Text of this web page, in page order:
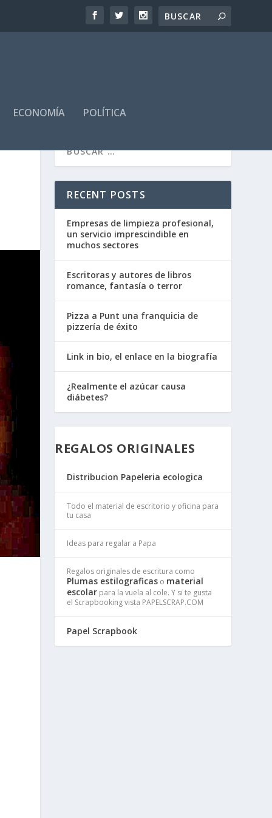
ECONOMÍA POLÍTICA
RECENT POSTS
Empresas de limpieza profesional,
un servicio imprescindible en
muchos sectores
Escritoras y autores de libros
romance, fantasía o terror
Pizza a Punt una franquicia de
pizzería de éxito
Link in bio, el enlace en la biografía
¿Realmente el azúcar causa
diábetes?
REGALOS ORIGINALES
Distribucion Papeleria ecologica
Todo el material de escritorio y oficina para
tu casa
Ideas para regalar a Papa
Regalos originales de escritura como
Plumas estilograficas o material
escolar para la vuela al cole. Y si te gusta
el Scrapbooking vista PAPELSCRAP.COM
Papel Scrapbook